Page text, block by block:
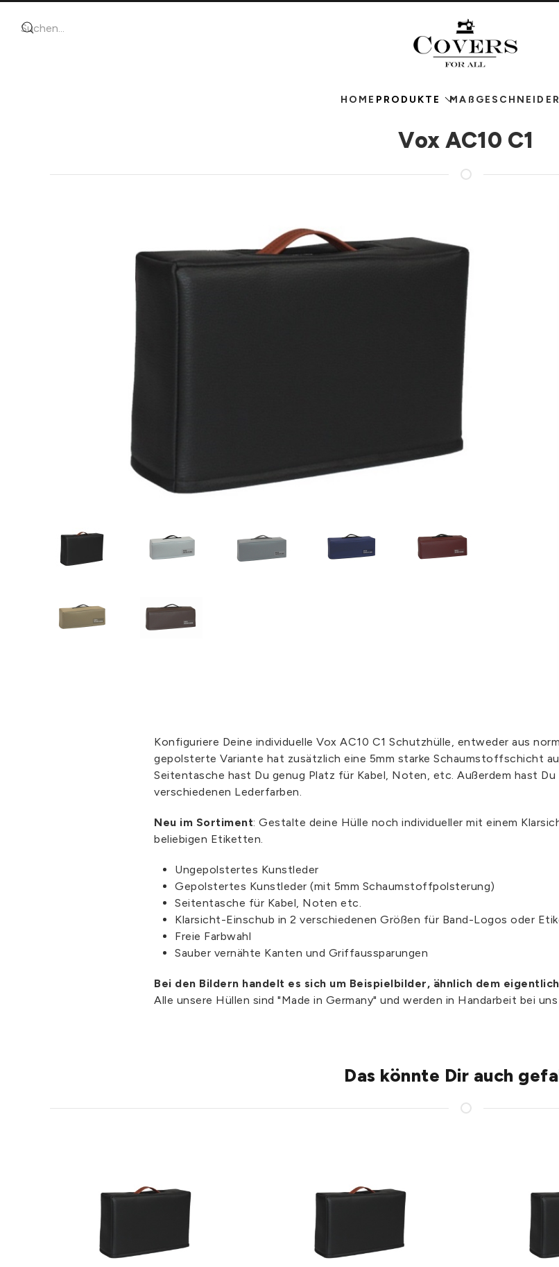
HOME PRODUKTE
Vox AC10 C1
Konfiguriere Deine individuelle Vox AC10 C1 Schutzhülle, entweder aus
gepolsterte Variante hat zusätzlich eine 5mm starke Schaumstoffschicht
Seitentasche hast Du genug Platz für Kabel, Noten, etc. Außerdem hast Du
verschiedenen Lederfarben.
Neu im Sortiment: Gestalte deine Hülle noch individueller mit einem
beliebigen Etiketten.
Ungepolstertes Kunstleder
Gepolstertes Kunstleder (mit 5mm Schaumstoffpolsterung)
Seitentasche für Kabel, Noten etc.
Klarsicht-Einschub in 2 verschiedenen Größen für Band-Logos oder
Freie Farbwahl
Sauber vernähte Kanten und Griffaussparungen
Bei den Bildern handelt es sich um Beispielbilder, ähnlich dem
Alle unsere Hüllen sind "Made in Germany" und werden in Handarbeit bei
Das könnte Dir auch